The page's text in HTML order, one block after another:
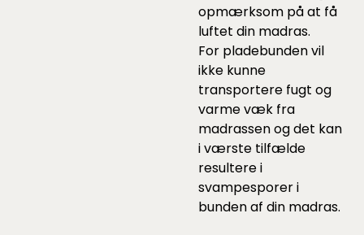
opmærksom på at få
luftet din madras.
For pladebunden vil
ikke kunne
transportere fugt og
varme væk fra
madrassen og det kan
i værste tilfælde
resultere i
svampesporer i
bunden af din madras.